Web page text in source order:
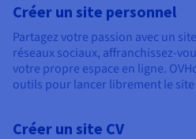
Créer un site personnel
Partagez votre passion avec un
réseaux sociaux, affranchissez-
votre propre espace en ligne.
outils pour lancer librement le
Créer un site CV